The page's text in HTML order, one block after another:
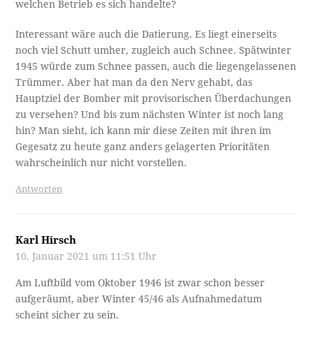
welchen Betrieb es sich handelte?
Interessant wäre auch die Datierung. Es liegt einerseits
noch viel Schutt umher, zugleich auch Schnee. Spätwinter
1945 würde zum Schnee passen, auch die liegengelassenen
Trümmer. Aber hat man da den Nerv gehabt, das
Hauptziel der Bomber mit provisorischen Überdachungen
zu versehen? Und bis zum nächsten Winter ist noch lang
hin? Man sieht, ich kann mir diese Zeiten mit ihren im
Gegesatz zu heute ganz anders gelagerten Prioritäten
wahrscheinlich nur nicht vorstellen.
Antworten
Karl Hirsch
10. Januar 2021 um 11:51 Uhr
Am Luftbild vom Oktober 1946 ist zwar schon besser
aufgeräumt, aber Winter 45/46 als Aufnahmedatum
scheint sicher zu sein.